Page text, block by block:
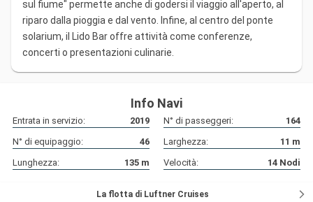
sul fiume" permette anche di godersi il viaggio all'aperto, al
riparo dalla pioggia e dal vento. Infine, al centro del ponte
solarium, il Lido Bar offre attività come conferenze,
concerti o presentazioni culinarie.
Info Navi
Entrata in servizio: 2019 N° di passeggeri:
164
N° di equipaggio:
46 Larghezza: 11 m
Lunghezza:
135 m Velocità: 14 Nodi
La flotta di Luftner Cruises